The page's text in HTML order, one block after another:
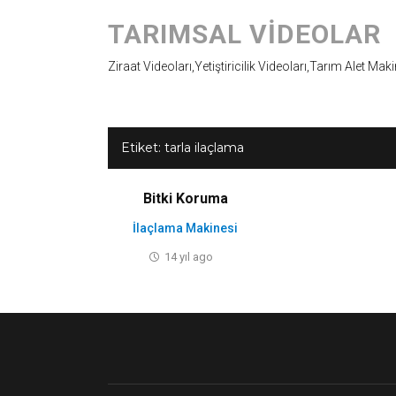
TARIMSAL VIDEOLAR
Ziraat Videoları,Yetiştiricilik Videoları,Tarım Alet
Etiket: tarla ilaçlama
Bitki Koruma
İlaçlama Makinesi
14 yıl ago